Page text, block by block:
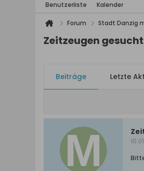
Benutzerliste Kalender
Forum Stadt Danzig
Zeitzeugen
Beiträge Letzte